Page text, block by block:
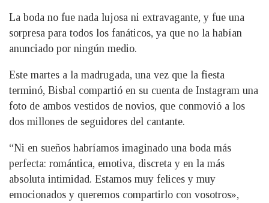
La boda no fue nada lujosa ni extravagante, y fue una
sorpresa para todos los fanáticos, ya que no la habían
anunciado por ningún medio.
Este martes a la madrugada, una vez que la fiesta
terminó, Bisbal compartió en su cuenta de Instagram una
foto de ambos vestidos de novios, que conmovió a los
dos millones de seguidores del cantante.
“Ni en sueños habríamos imaginado una boda más
perfecta: romántica, emotiva, discreta y en la más
absoluta intimidad. Estamos muy felices y muy
emocionados y queremos compartirlo con vosotros»,